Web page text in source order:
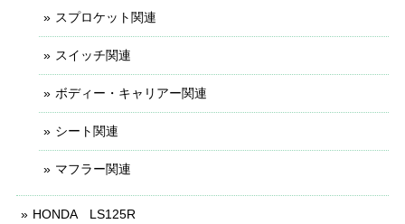
スプロケット関連
スイッチ関連
ボディー・キャリアー関連
シート関連
マフラー関連
HONDA LS125R